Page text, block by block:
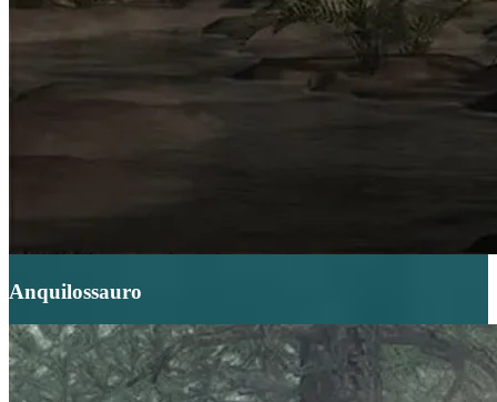
Anquilossauro